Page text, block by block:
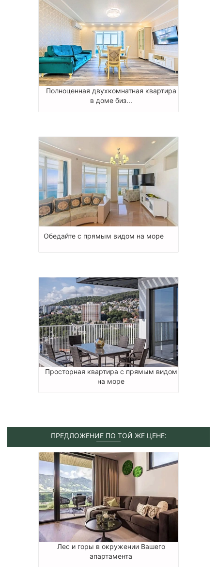
Полноценная двухкомнатная квартира
в доме биз...
Обедайте с прямым видом на море
Просторная квартира с прямым видом
на море
ПРЕДЛОЖЕНИЕ ПО ТОЙ ЖЕ ЦЕНЕ:
Лес и горы в окружении Вашего
апартамента